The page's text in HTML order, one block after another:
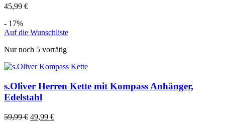
45,99 €
- 17%
Auf die Wunschliste
Nur noch 5 vorrätig
s.Oliver Herren Kette mit Kompass Anhänger,
Edelstahl
59,99€ 49,99 €